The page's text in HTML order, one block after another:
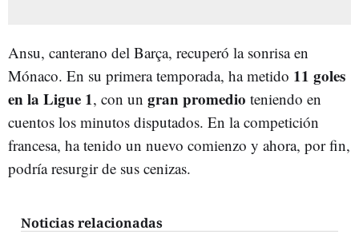
Ansu, canterano del Barça, recuperó la sonrisa en
Mónaco. En su primera temporada, ha metido 11 goles
en la Ligue 1, con un gran promedio teniendo en
cuentos los minutos disputados. En la competición
francesa, ha tenido un nuevo comienzo y ahora, por fin,
podría resurgir de sus cenizas.
Noticias relacionadas